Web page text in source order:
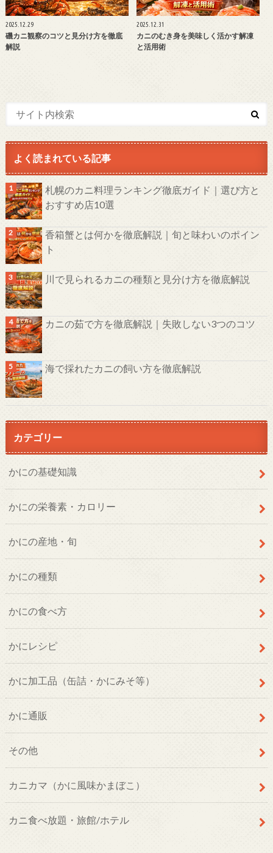
2025.12.29
磯カニ観察のコツと見分け方を徹底
解説
2025.12.31
カニのむき身を美味しく活かす解凍
と活用術
よく読まれている記事
札幌のカニ料理ランキング徹底ガイド｜選び方と
おすすめ店10選
香箱蟹とは何かを徹底解説｜旬と味わいのポイン
ト
川で見られるカニの種類と見分け方を徹底解説
カニの茹で方を徹底解説｜失敗しない3つのコツ
海で採れたカニの飼い方を徹底解説
カテゴリー
かにの基礎知識
かにの栄養素・カロリー
かにの産地・旬
かにの種類
かにの食べ方
かにレシピ
かに加工品（缶詰・かにみそ等）
かに通販
その他
カニカマ（かに風味かまぼこ）
カニ食べ放題・旅館/ホテル